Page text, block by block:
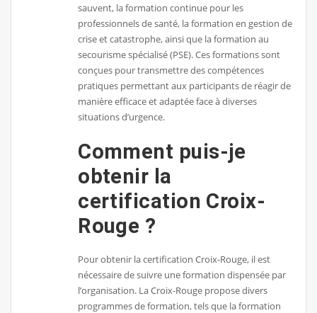
sauvent, la formation continue pour les
professionnels de santé, la formation en gestion de
crise et catastrophe, ainsi que la formation au
secourisme spécialisé (PSE). Ces formations sont
conçues pour transmettre des compétences
pratiques permettant aux participants de réagir de
manière efficace et adaptée face à diverses
situations d’urgence.
Comment puis-je
obtenir la
certification Croix-
Rouge ?
Pour obtenir la certification Croix-Rouge, il est
nécessaire de suivre une formation dispensée par
l’organisation. La Croix-Rouge propose divers
programmes de formation, tels que la formation